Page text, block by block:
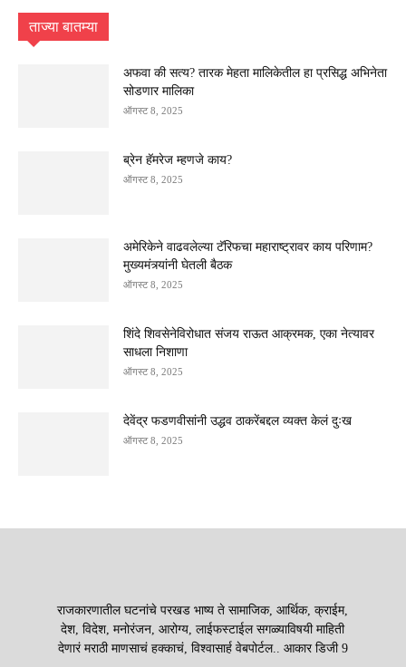
ताज्या बातम्या
अफवा की सत्य? तारक मेहता मालिकेतील हा प्रसिद्ध अभिनेता
सोडणार मालिका
ऑगस्ट 8, 2025
ब्रेन हॅमरेज म्हणजे काय?
ऑगस्ट 8, 2025
अमेरिकेने वाढवलेल्या टॅरिफचा महाराष्ट्रावर काय परिणाम?
मुख्यमंत्र्यांनी घेतली बैठक
ऑगस्ट 8, 2025
शिंदे शिवसेनेविरोधात संजय राऊत आक्रमक, एका नेत्यावर
साधला निशाणा
ऑगस्ट 8, 2025
देवेंद्र फडणवीसांनी उद्धव ठाकरेंबद्दल व्यक्त केलं दुःख
ऑगस्ट 8, 2025
राजकारणातील घटनांचे परखड भाष्य ते सामाजिक, आर्थिक, क्राईम,
देश, विदेश, मनोरंजन, आरोग्य, लाईफस्टाईल सगळ्याविषयी माहिती
देणारं मराठी माणसाचं हक्काचं, विश्वासार्ह वेबपोर्टल.. आकार डिजी 9